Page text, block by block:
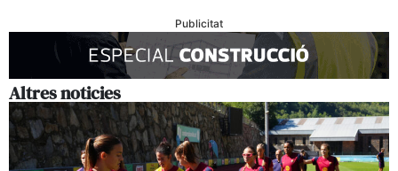
Publicitat
Altres noticies